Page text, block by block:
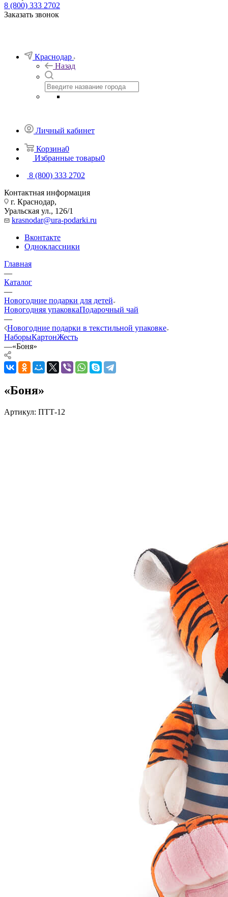
8 (800) 333 2702
Заказать звонок
Краснодар
Назад
Личный кабинет
Корзина0
Избранные товары0
8 (800) 333 2702
Контактная информация
г. Краснодар,
Уральская ул., 126/1
krasnodar@ura-podarki.ru
Вконтакте
Одноклассники
Главная
—
Каталог
—
Новогодние подарки для детей
Новогодняя упаковкаПодарочный чай
—
Новогодние подарки в текстильной упаковке
НаборыКартонЖесть
—«Боня»
«Боня»
Артикул: ПТТ-12